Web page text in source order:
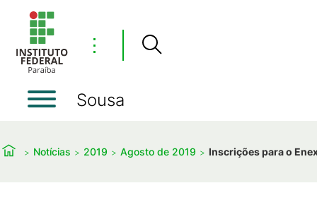
⋮
Sousa
Notícias 2019 Agosto de 2019 Inscrições para o